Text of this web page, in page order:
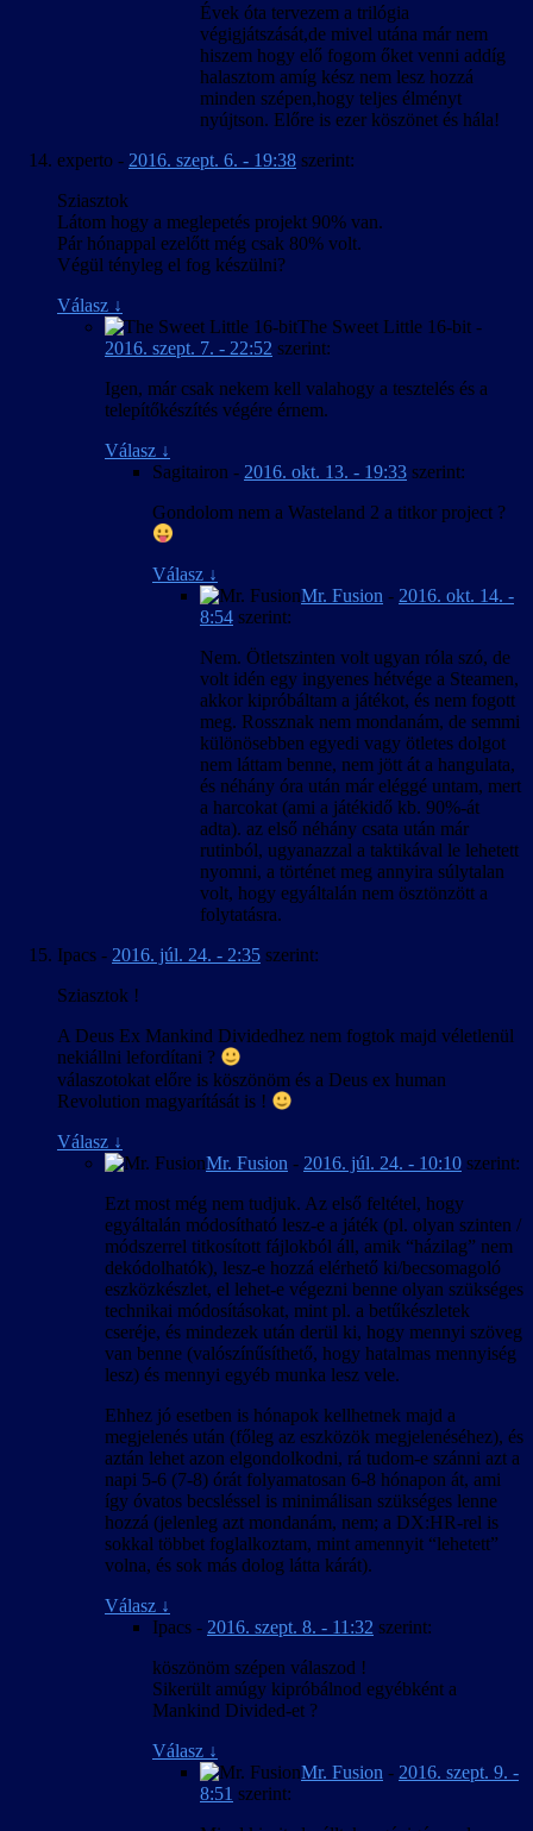
Évek óta tervezem a trilógia
végigjátszását,de mivel utána már nem
hiszem hogy elő fogom őket venni addíg
halasztom amíg kész nem lesz hozzá
minden szépen,hogy teljes élményt
nyújtson. Előre is ezer köszönet és hála!
experto - 2016. szept. 6. - 19:38 szerint:
Sziasztok
Látom hogy a meglepetés projekt 90% van.
Pár hónappal ezelőtt még csak 80% volt.
Végül tényleg el fog készülni?
Válasz ↓
The Sweet Little 16-bit -
2016. szept. 7. - 22:52 szerint:
Igen, már csak nekem kell valahogy a tesztelés és a
telepítőkészítés végére érnem.
Válasz ↓
Sagitairon - 2016. okt. 13. - 19:33 szerint:
Gondolom nem a Wasteland 2 a titkor project ?
Válasz ↓
Mr. Fusion - 2016. okt. 14. -
8:54 szerint:
Nem. Ötletszinten volt ugyan róla szó, de
volt idén egy ingyenes hétvége a Steamen,
akkor kipróbáltam a játékot, és nem fogott
meg. Rossznak nem mondanám, de semmi
különösebben egyedi vagy ötletes dolgot
nem láttam benne, nem jött át a hangulata,
és néhány óra után már eléggé untam, mert
a harcokat (ami a játékidő kb. 90%-át
adta). az első néhány csata után már
rutinból, ugyanazzal a taktikával le lehetett
nyomni, a történet meg annyira súlytalan
volt, hogy egyáltalán nem ösztönzött a
folytatásra.
Ipacs - 2016. júl. 24. - 2:35 szerint:
Sziasztok !
A Deus Ex Mankind Dividedhez nem fogtok majd véletlenül
nekiállni lefordítani ?
válaszotokat előre is köszönöm és a Deus ex human
Revolution magyarítását is !
Válasz ↓
Mr. Fusion - 2016. júl. 24. - 10:10 szerint:
Ezt most még nem tudjuk. Az első feltétel, hogy
egyáltalán módosítható lesz-e a játék (pl. olyan szinten /
módszerrel titkosított fájlokból áll, amik “házilag” nem
dekódolhatók), lesz-e hozzá elérhető ki/becsomagoló
eszközkészlet, el lehet-e végezni benne olyan szükséges
technikai módosításokat, mint pl. a betűkészletek
cseréje, és mindezek után derül ki, hogy mennyi szöveg
van benne (valószínűsíthető, hogy hatalmas mennyiség
lesz) és mennyi egyéb munka lesz vele.
Ehhez jó esetben is hónapok kellhetnek majd a
megjelenés után (főleg az eszközök megjelenéséhez), és
aztán lehet azon elgondolkodni, rá tudom-e szánni azt a
napi 5-6 (7-8) órát folyamatosan 6-8 hónapon át, ami
így óvatos becsléssel is minimálisan szükséges lenne
hozzá (jelenleg azt mondanám, nem; a DX:HR-rel is
sokkal többet foglalkoztam, mint amennyit “lehetett”
volna, és sok más dolog látta kárát).
Válasz ↓
Ipacs - 2016. szept. 8. - 11:32 szerint:
köszönöm szépen válaszod !
Sikerült amúgy kipróbálnod egyébként a
Mankind Divided-et ?
Válasz ↓
Mr. Fusion - 2016. szept. 9. -
8:51 szerint: